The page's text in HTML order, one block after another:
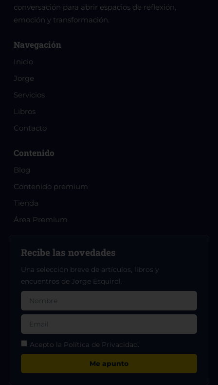
conversación para abrir espacios de reflexión,
emoción y transformación.
Navegación
Inicio
Jorge
Servicios
Libros
Contacto
Contenido
Blog
Contenido premium
Tienda
Área Premium
Recibe las novedades
Una selección breve de artículos, libros y
encuentros de Jorge Esquirol.
Acepto la Política de Privacidad.
Me apunto